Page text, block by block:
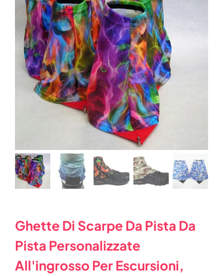
Ghette Di Scarpe Da Pista Da
Pista Personalizzate
All'ingrosso Per Escursioni,